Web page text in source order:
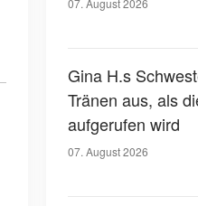
07. August 2026
Gina H.s
Tränen aus, als
aufgerufen wird
07. August 2026